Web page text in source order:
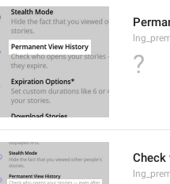
?
Check